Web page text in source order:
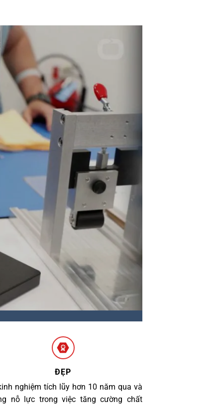
ĐẸP
nghiệm tích lũy hơn 10 năm qua và
nỗ lực trong việc tăng cường chất